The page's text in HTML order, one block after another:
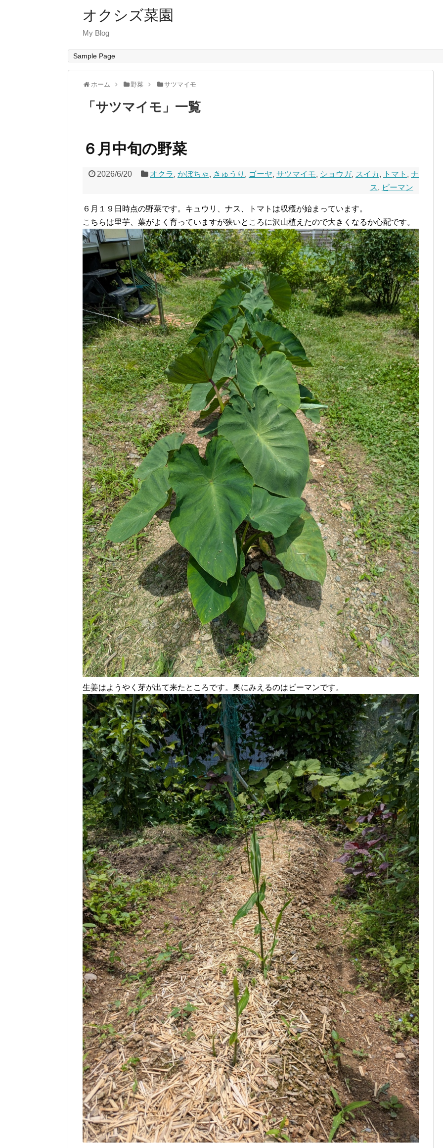
オクシズ菜園
My Blog
Sample Page
ホーム 野菜 サツマイモ
「 サツマイモ 」 一覧
６月中旬の野菜
2026/6/20 オクラ, かぼちゃ, きゅうり , ゴーヤ, サツマイモ, ショウガ, スイカ, トマト , ナ
ス, ピーマン
６月１９日時点の野菜です。キュウリ、ナス、トマトは収穫が始まっています。
こちらは里芋、葉がよく育っていますが狭いところに沢山植えたので大きくなるか心配です。
生姜はようやく芽が出て来たところです。奥にみえるのはビーマンです。